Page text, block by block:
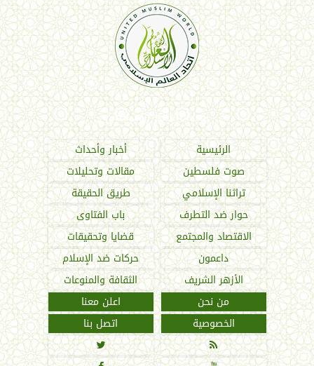
اتحاد العالم الإسلامي
الرئيسية
أخبار وأحداث
صوت فلسطين
مقالات وتحليلات
تراثنا الإسلامي
طريق الحقيقة
حوار ضد التطرف
باب الفتاوى
الاقتصاد والمجتمع
قضايا وتحقيقات
داعمون
حركات ضد الإسلام
الأزهر الشريف
الثقافة والمنوعات
من نحن
اعلن معنا
الخصوصية
اتصل بنا

